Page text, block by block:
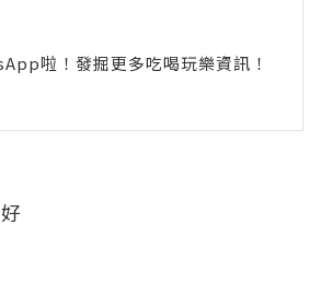
啦！發掘更多吃喝玩樂資訊！